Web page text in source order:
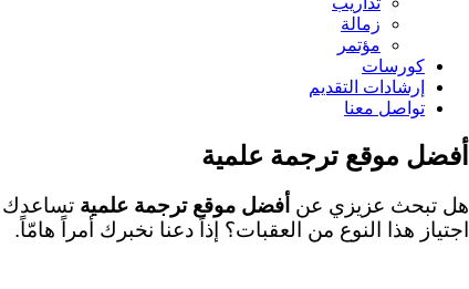
زمالة
مؤتمر
كورسات
إرشادات التقديم
تواصل معنا
أفضل موقع ترجمة علمية
هل تبحث عزيزي عن أفضل موقع ترجمة علمية
اجتياز هذا النوع من العقبات؟ إذاً دعنا نخبرك أمراً هامّاً.